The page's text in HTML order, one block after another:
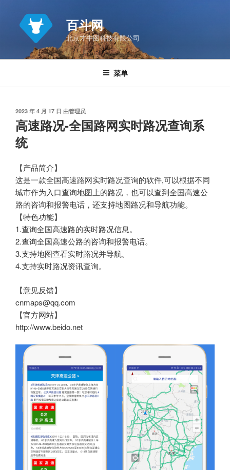
百斗网
北京才牛图科技有限公司
菜单
发
布
于
2023 年 4 月 17 日 由管理员
高速路况-全国路网实时路况查询系
统
【产品简介】
这是一款全国高速路网实时路况查询的软件,可以根据不同
城市作为入口查询地图上的路况，也可以查到全国高速公
路的咨询和报警电话，还支持地图路况和导航功能。
【特色功能】
1.查询全国高速路的实时路况信息。
2.查询全国高速公路的咨询和报警电话。
3.支持地图查看实时路况并导航。
4.支持实时路况资讯查询。
【意见反馈】
cnmaps@qq.com
【官方网站】
http://www.beido.net